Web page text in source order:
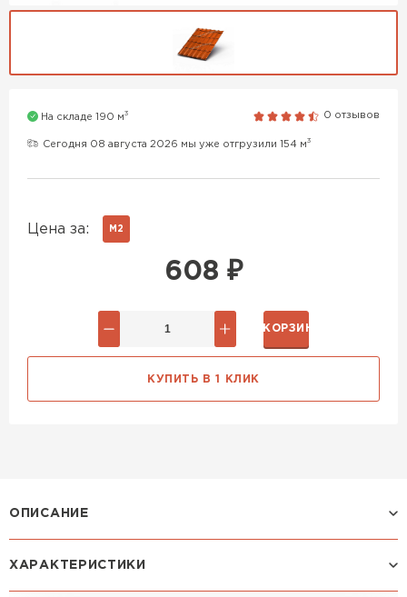
На складе 190 м3 0 отзывов
Сегодня 08 августа 2026 мы уже отгрузили 154 м3
Цена за: М2
608 ₽
В КОРЗИНУ
КУПИТЬ В 1 КЛИК
ОПИСАНИЕ
Профиль ЛАМОНТЕРРА X:
ХАРАКТЕРИСТИКИ